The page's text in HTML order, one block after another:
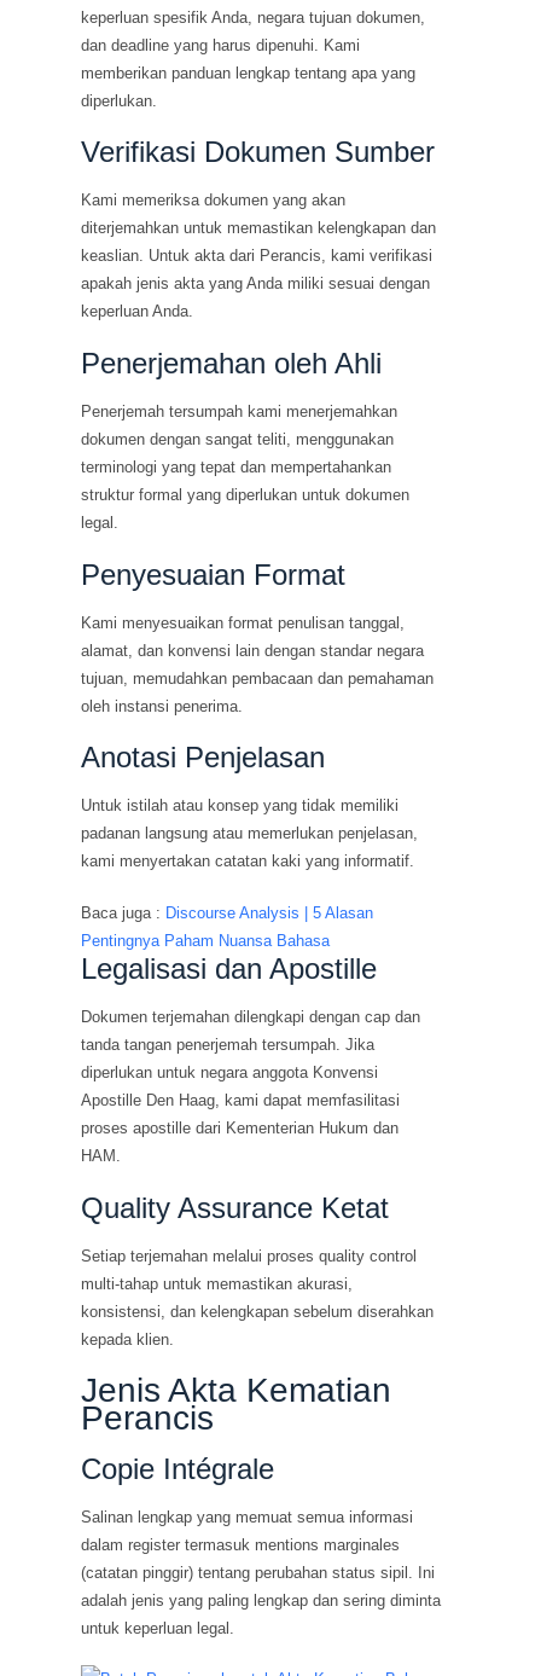
keperluan spesifik Anda, negara tujuan dokumen,
dan deadline yang harus dipenuhi. Kami
memberikan panduan lengkap tentang apa yang
diperlukan.
Verifikasi Dokumen Sumber
Kami memeriksa dokumen yang akan
diterjemahkan untuk memastikan kelengkapan dan
keaslian. Untuk akta dari Perancis, kami verifikasi
apakah jenis akta yang Anda miliki sesuai dengan
keperluan Anda.
Penerjemahan oleh Ahli
Penerjemah tersumpah kami menerjemahkan
dokumen dengan sangat teliti, menggunakan
terminologi yang tepat dan mempertahankan
struktur formal yang diperlukan untuk dokumen
legal.
Penyesuaian Format
Kami menyesuaikan format penulisan tanggal,
alamat, dan konvensi lain dengan standar negara
tujuan, memudahkan pembacaan dan pemahaman
oleh instansi penerima.
Anotasi Penjelasan
Untuk istilah atau konsep yang tidak memiliki
padanan langsung atau memerlukan penjelasan,
kami menyertakan catatan kaki yang informatif.
Baca juga : Discourse Analysis | 5 Alasan
Pentingnya Paham Nuansa Bahasa
Legalisasi dan Apostille
Dokumen terjemahan dilengkapi dengan cap dan
tanda tangan penerjemah tersumpah. Jika
diperlukan untuk negara anggota Konvensi
Apostille Den Haag, kami dapat memfasilitasi
proses apostille dari Kementerian Hukum dan
HAM.
Quality Assurance Ketat
Setiap terjemahan melalui proses quality control
multi-tahap untuk memastikan akurasi,
konsistensi, dan kelengkapan sebelum diserahkan
kepada klien.
Jenis Akta Kematian
Perancis
Copie Intégrale
Salinan lengkap yang memuat semua informasi
dalam register termasuk mentions marginales
(catatan pinggir) tentang perubahan status sipil. Ini
adalah jenis yang paling lengkap dan sering diminta
untuk keperluan legal.